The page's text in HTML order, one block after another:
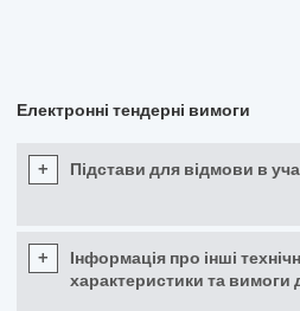
Електронні тендерні вимоги
+ Підстави для відмови в
+
Інформація про інші
характеристики та вимоги